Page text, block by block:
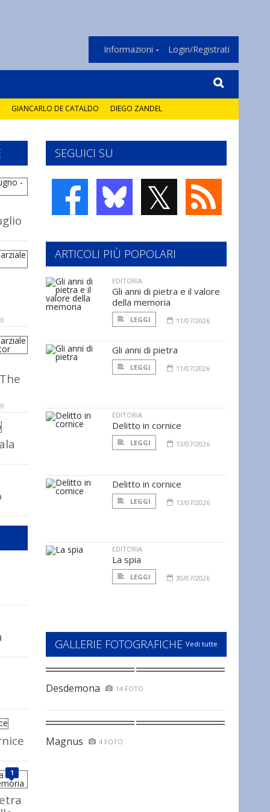
Informazioni Login/Registrati
GIANCARLO DE CATALDO DIEGO ZANDEL
SEGUICI SU
𝕏
1
ARTICOLI PIÙ POPOLARI
EDITORIA
Gli anni di pietra e il valore
della memoria
LEGGI 11/07/2026
Gli anni di pietra
LEGGI 11/07/2026
EDITORIA
Delitto in cornice
LEGGI 13/07/2026
Delitto in cornice
LEGGI 13/07/2026
EDITORIA
La spia
LEGGI 30/07/2026
GALLERIE FOTOGRAFICHE Vedi tutte
Desdemona 14 FOTO
Magnus 4 FOTO